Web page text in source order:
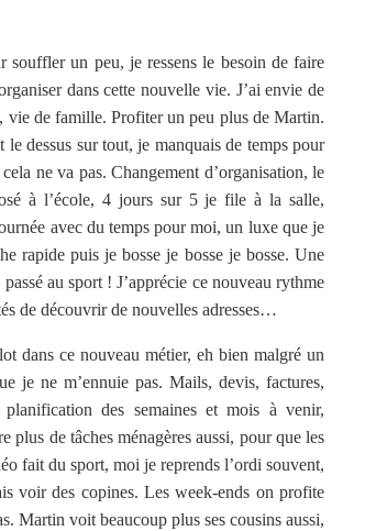
un peu, je ressens le besoin de faire
dans cette nouvelle vie. J’ai envie de
de famille. Profiter un peu plus de Martin.
dessus sur tout, je manquais de temps pour
ne va pas. Changement d’organisation, le
à l’école, 4 jours sur 5 je file à la salle,
avec du temps pour moi, un luxe que je
rapide puis je bosse je bosse je bosse. Une
au sport ! J’apprécie ce nouveau rythme
de découvrir de nouvelles adresses…
dans ce nouveau métier, eh bien malgré un
je ne m’ennuie pas. Mails, devis, factures,
des semaines et mois à venir,
plus de tâches ménagères aussi, pour que les
fait du sport, moi je reprends l’ordi souvent,
voir des copines. Les week-ends on profite
Martin voit beaucoup plus ses cousins aussi,